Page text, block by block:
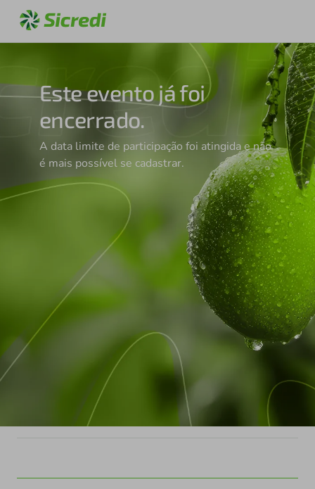
Este evento já foi
encerrado.
A data limite de participação foi atingida e não
é mais possível se cadastrar.